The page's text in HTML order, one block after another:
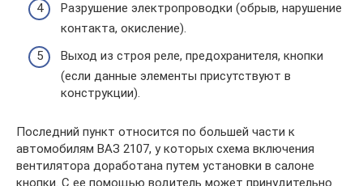
Разрушение электропроводки (обрыв, нарушение
контакта, окисление).
Выход из строя реле, предохранителя, кнопки
(если данные элементы присутствуют в
конструкции).
Последний пункт относится по большей части к
автомобилям ВАЗ 2107, у которых схема включения
вентилятора доработана путем установки в салоне
кнопки. С ее помощью водитель может принудительно